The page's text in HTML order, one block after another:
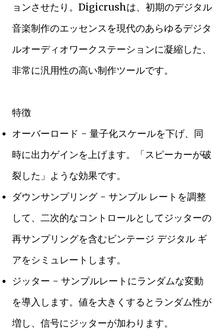
ョンさせたり。Digicrushは、初期のデジタル
音楽制作のエッセンスを現代のあらゆるデジタ
ルオーディオワークステーションに凝縮した、
非常に汎用性の高い制作ツールです。
特徴
オーバーロード - 量子化スケールを下げ、同
時に出力ゲインを上げます。「スピーカーが破
裂した」ような効果です。
ダウンサンプリング - サンプル レートを調整
して、二次的なコントロールとしてジッターの
再サンプリングを含むビンテージ デジタル ギ
アをシミュレートします。
ジッター - サンプルレートにランダムな変動
を導入します。値を大きくするとランダム性が
増し、信号にジッターが加わります。